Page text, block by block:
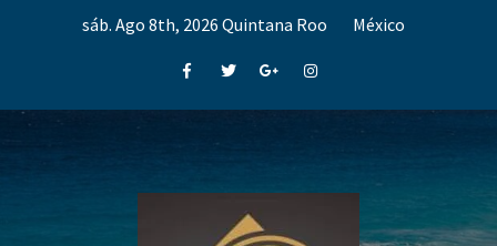
sáb. Ago 8th, 2026 Quintana Roo México
FacebookTwitterGoogle+Instagram